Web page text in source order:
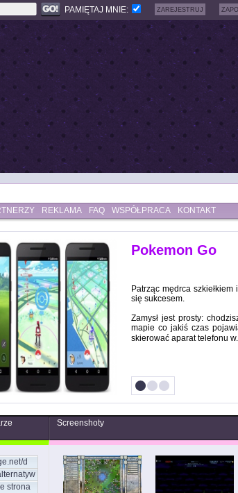
PAMIĘTAJ MNIE: ZAREJESTRUJ
REKLAMA FAQ WSPÓŁPRACA KONTAKT
Pokemon Go
Patrząc mędrca
się sukcesem.
Zamysł jest prosty:
mapie co jakiś czas
skierować aparat telefonu
Screenshoty
d
strona